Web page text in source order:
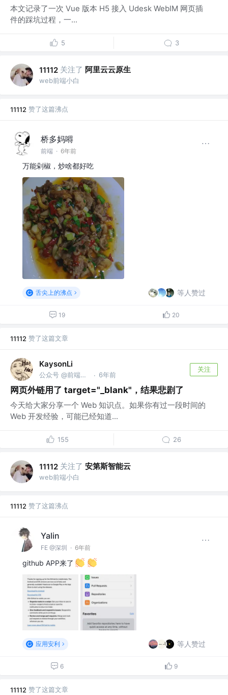
本文记录了一次 Vue 版本 H5 接入 Udesk WebIM 网页插
件的踩坑过程，一...
5 3
11112 关注了 阿里云云原生
web前端小白
11112 赞了这篇沸点
桥多妈嘚
前端 · 6年前
万能剁椒，炒啥都好吃
舌尖上的沸点 等人赞过
19 20
11112 赞了这篇文章
KaysonLi
公众号 @前端之窗 · 6年前
关注
网页外链用了 target="_blank"，结果悲剧了
今天给大家分享一个 Web 知识点。如果你有过一段时间的
Web 开发经验，可能已经知道...
155 26
11112 关注了 安第斯智能云
web前端小白
11112 赞了这篇沸点
Yalin
FE @深圳 · 6年前
github APP来了
应用安利 等人赞过
6 9
11112 赞了这篇文章